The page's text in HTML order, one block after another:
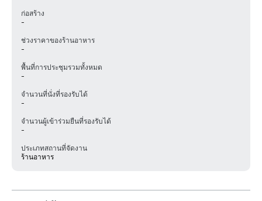
ก่อสร้าง
-
ช่วงราคาของร้านอาหาร
-
พื้นที่การประชุมรวมทั้งหมด
-
จำนวนที่นั่งที่รองรับได้
-
จำนวนผู้เข้าร่วมยืนที่รองรับได้
-
ประเภทสถานที่จัดงาน
ร้านอาหาร